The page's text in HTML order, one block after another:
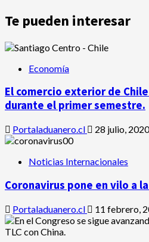
Te pueden interesar
Economía
El comercio exterior de
durante el primer semestre.
Portaladuanero.cl 28 julio,
Noticias Internacionales
Coronavirus pone en vilo a
Portaladuanero.cl 11 febrero,